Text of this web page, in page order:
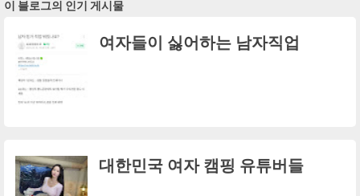
이 블로그의 인기 게시물
여자들이 싫어하는 남자직업
대한민국 여자 캠핑 유튜버들